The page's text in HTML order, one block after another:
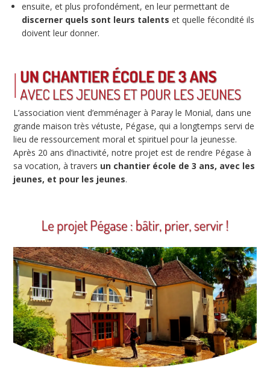
ensuite, et plus profondément, en leur permettant de
discerner quels sont leurs talents et quelle fécondité ils
doivent leur donner.
L’association vient d’emménager à Paray le Monial, dans une
grande maison très vétuste, Pégase, qui a longtemps servi de
lieu de ressourcement moral et spirituel pour la jeunesse.
Après 20 ans d’inactivité, notre projet est de rendre Pégase à
sa vocation, à travers un chantier école de 3 ans, avec les
jeunes, et pour les jeunes.